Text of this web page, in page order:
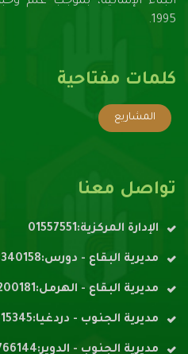
1995.
كلمات مفتاحية
المشاريع
تواصل معنا
الإدارة المركزية:01557551
مديرية البقاع - دورس:08340158
مديرية البقاع - الهرمل:08200181
مديرية الجنوب - دردغيا:07415345
مديرية الجنوب - الدوير:07766144